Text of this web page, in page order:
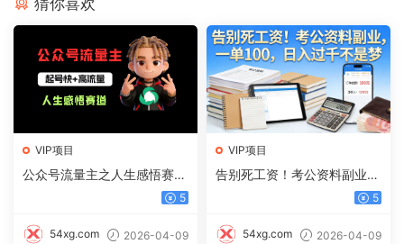
猜你喜欢
VIP项目
公众号流量主之人生感悟赛
道，起号快+高流量，单日阅5
54xg.com 2026-04-09
VIP项目
告别死工资！考公资料副业，
一单 100，日入过千不是梦 5
54xg.com 2026-04-09